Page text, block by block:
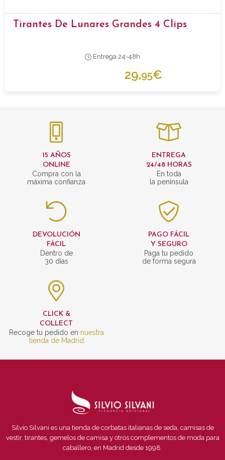
Tirantes De Lunares Grandes 4 Clips
Entrega 24-48h
29,95€
15 AÑOS
ONLINE
Compra con la
máxima confianza
ENTREGA
24/48 HORAS
En toda
la península
DEVOLUCIÓN
FÁCIL
Dentro de
30 días
PAGO FÁCIL
Y SEGURO
Paga tu pedido
de forma segura
CLICK &
COLLECT
Recoge tu pedido en nuestra
tienda de Madrid
Silvio Silvani es una tienda de corbatas italianas de seda, camisas de
vestir, tirantes, gemelos de camisa y otros complementos de moda para
caballero, en Madrid desde 1998.